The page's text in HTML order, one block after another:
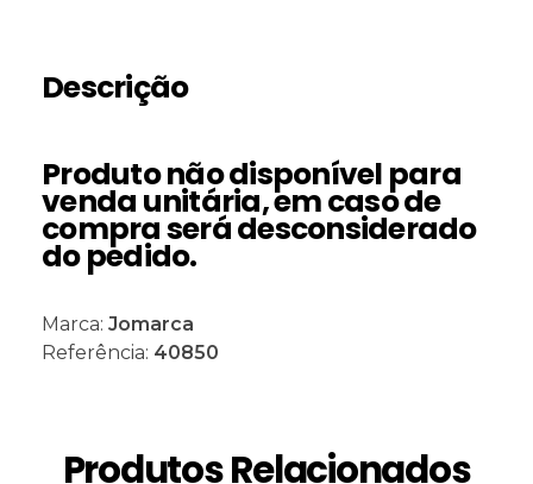
Descrição
Produto não disponível para
venda unitária, em caso de
compra será desconsiderado
do pedido.
Marca: Jomarca
Referência: 40850
Produtos Relacionados